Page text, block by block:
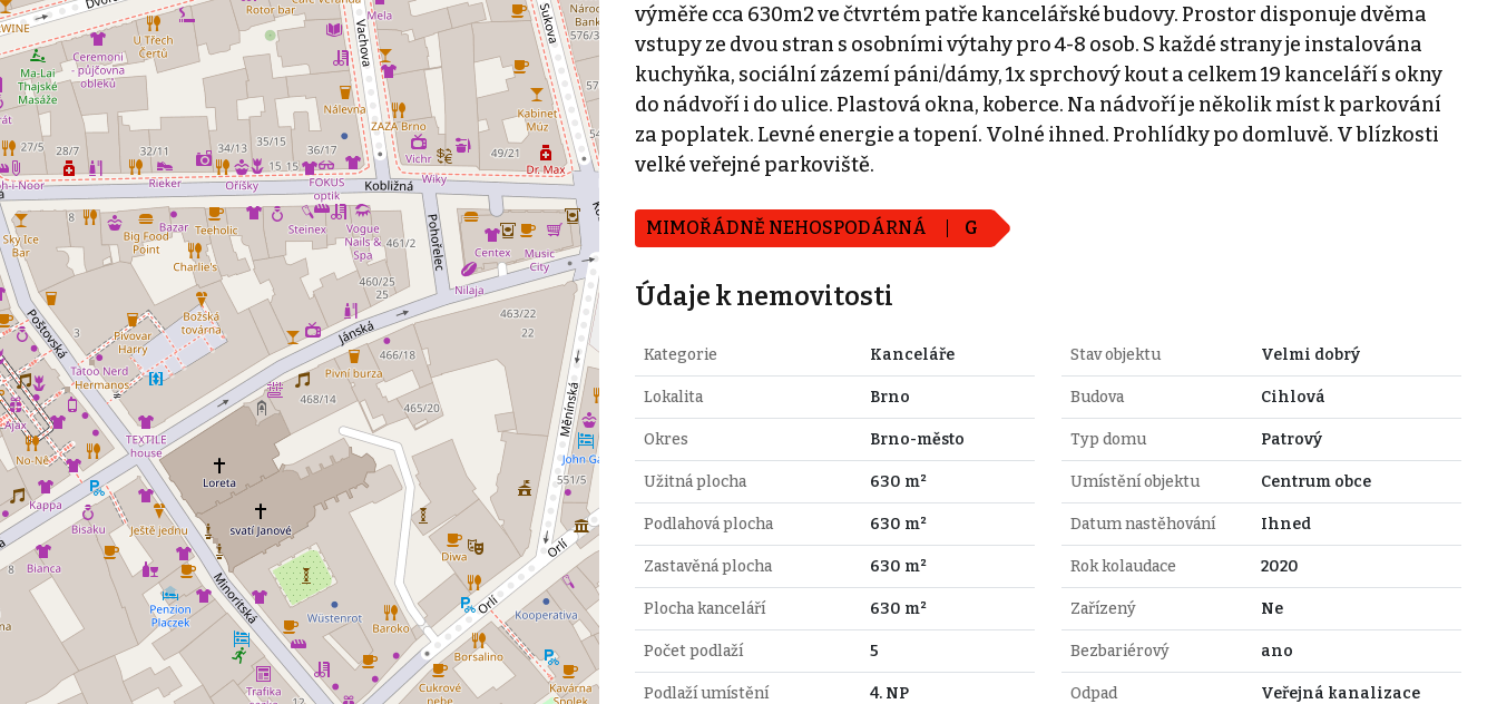
výměře cca 630m2 ve čtvrtém patře kancelářské budovy. Prostor disponuje dvěma
vstupy ze dvou stran s osobními výtahy pro 4-8 osob. S každé strany je instalována
kuchyňka, sociální zázemí páni/dámy, 1x sprchový kout a celkem 19 kanceláří s okny
do nádvoří i do ulice. Plastová okna, koberce. Na nádvoří je několik míst k parkování
za poplatek. Levné energie a topení. Volné ihned. Prohlídky po domluvě. V blízkosti
velké veřejné parkoviště.
MIMOŘÁDNĚ NEHOSPODÁRNÁ G
Údaje k nemovitosti
Kategorie Kanceláře
Lokalita Brno
Okres Brno-město
Užitná plocha 630 m²
Podlahová plocha 630 m²
Zastavěná plocha 630 m²
Plocha kanceláří 630 m²
Počet podlaží 5
Podlaží umístění 4. NP
Stav objektu Velmi dobrý
Budova Cihlová
Typ domu Patrový
Umístění objektu Centrum obce
Datum nastěhování Ihned
Rok kolaudace 2020
Zařízený Ne
Bezbariérový ano
Odpad Veřejná kanalizace